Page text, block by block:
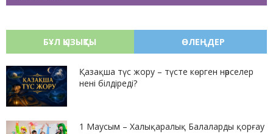
БҰЛ ҚЫЗЫҚТЫ ӨЛЕҢДЕР
Қазақша түс жору – түсте көрген нәрселер
нені білдіреді?
1 Маусым – Халықаралық Балаларды қорғау